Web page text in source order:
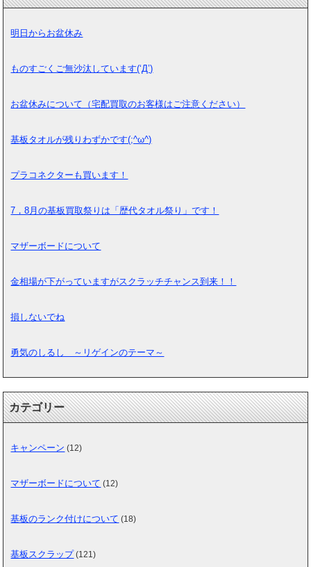
明日からお盆休み
ものすごくご無沙汰しています(‘Д’)
お盆休みについて（宅配買取のお客様はご注意ください）
基板タオルが残りわずかです(;^ω^)
プラコネクターも買います！
7，8月の基板買取祭りは「歴代タオル祭り」です！
マザーボードについて
金相場が下がっていますがスクラッチチャンス到来！！
損しないでね
勇気のしるし ～リゲインのテーマ～
カテゴリー
キャンペーン (12)
マザーボードについて (12)
基板のランク付けについて (18)
基板スクラップ(121)